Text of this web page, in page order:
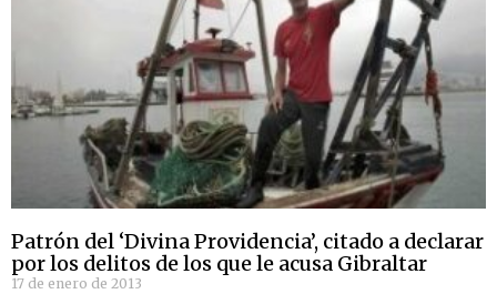
Patrón del ‘Divina Providencia’, citado a declarar
por los delitos de los que le acusa Gibraltar
17 de enero de 2013